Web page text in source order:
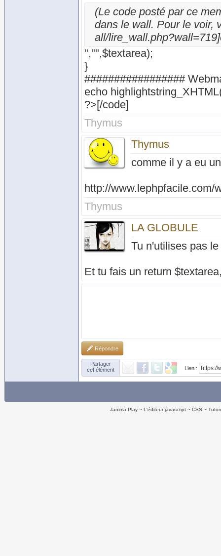
(Le code posté par ce
dans le wall. Pour le voir,
all/
","",$textarea);
}
#################
echo
?>[/code]
Thymus
Thymus
comme il y a eu
http://www.lephpfacile.com/
Thymus
LA GLOBULE
Tu n'utilises pas
Et tu fais un return
Répondre
Partager
cet élément
Lien :
Jamma Play L'éditeur javascript CSS